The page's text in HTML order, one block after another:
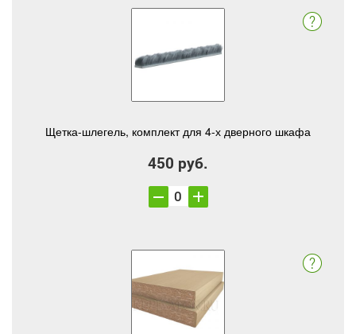
Щетка-шлегель, комплект для 4-х дверного шкафа
450 руб.